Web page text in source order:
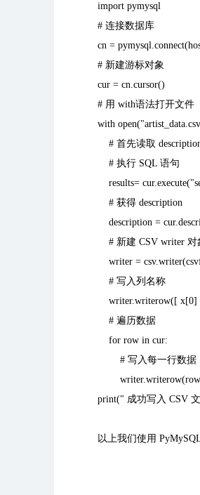
import pymysql
# 连接数据库
cn =
# 新建游标对象
cur = cn.cursor()
# 用 with语法打开文件
with
# 首先读取
# 执行 SQL 语句
results=
# 获得 description
description =
# 新建 CSV writer 对
writer =
# 写入列名称
writer.writerow([ x[0]
# 遍历数据
for row in cur:
# 写入每一行数据
print(" 成功写入 CSV
以上我们使用